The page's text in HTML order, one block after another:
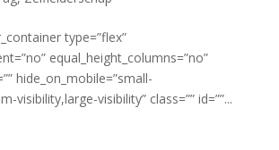
type=”flex”
equal_height_columns=”no”
hide_on_mobile=”small-
visibility,large-visibility” class=”” id=””...